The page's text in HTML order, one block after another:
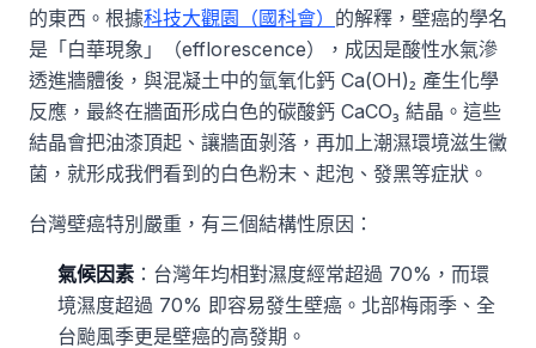
的東西。根據科技大觀園（國科會） 的解釋，壁癌的學名
是「白華現象」（efflorescence），成因是酸性水氣滲
透進牆體後，與混凝土中的氫氧化鈣 Ca(OH)₂ 產生化學
反應，最終在牆面形成白色的碳酸鈣 CaCO₃ 結晶。這些
結晶會把油漆頂起、讓牆面剝落，再加上潮濕環境滋生黴
菌，就形成我們看到的白色粉末、起泡、發黑等症狀。
台灣壁癌特別嚴重，有三個結構性原因：
氣候因素 ：台灣年均相對濕度經常超過 70%，而環
境濕度超過 70% 即容易發生壁癌。北部梅雨季、全
台颱風季更是壁癌的高發期。